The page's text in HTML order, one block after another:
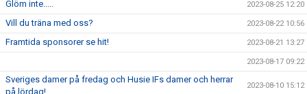
Glöm inte..... 2023-08-25 12:20
Vill du träna med oss? 2023-08-22 10:56
Framtida sponsorer se hit! 2023-08-21 13:27
2023-08-17 09:22
Sveriges damer på fredag och Husie IFs damer och herrar
på lördag!
2023-08-10 15:12